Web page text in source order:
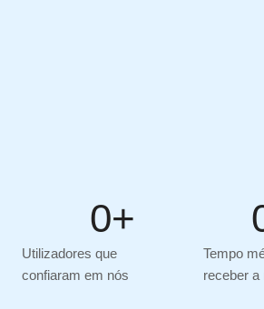
0+
Utilizadores que
confiaram em nós
Tempo
receber a